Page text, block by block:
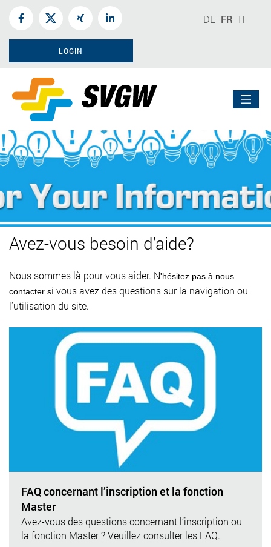
DE FR IT
LOGIN
Avez-vous besoin d'aide?
Nous sommes là pour vous aider. N'hésitez pas à nous
contacter si vous avez des questions sur la navigation ou
l'utilisation du site.
FAQ concernant l’inscription et la fonction
Master
Avez-vous des questions concernant l’inscription ou
la fonction Master ? Veuillez consulter les FAQ.